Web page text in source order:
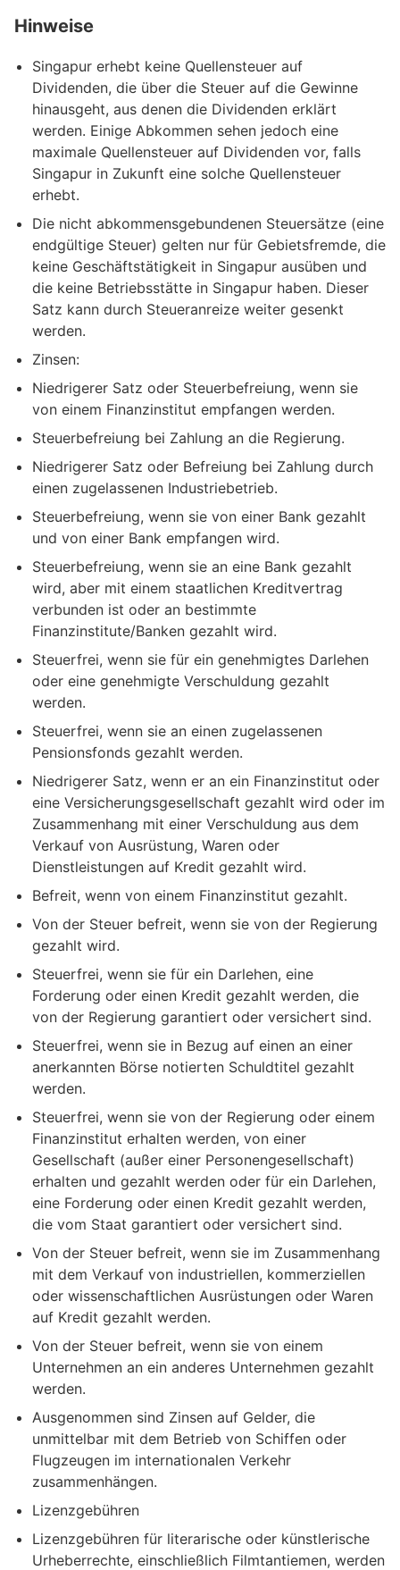
Hinweise
Singapur erhebt keine Quellensteuer auf
Dividenden, die über die Steuer auf die Gewinne
hinausgeht, aus denen die Dividenden erklärt
werden. Einige Abkommen sehen jedoch eine
maximale Quellensteuer auf Dividenden vor, falls
Singapur in Zukunft eine solche Quellensteuer
erhebt.
Die nicht abkommensgebundenen Steuersätze (eine
endgültige Steuer) gelten nur für Gebietsfremde, die
keine Geschäftstätigkeit in Singapur ausüben und
die keine Betriebsstätte in Singapur haben. Dieser
Satz kann durch Steueranreize weiter gesenkt
werden.
Zinsen:
Niedrigerer Satz oder Steuerbefreiung, wenn sie
von einem Finanzinstitut empfangen werden.
Steuerbefreiung bei Zahlung an die Regierung.
Niedrigerer Satz oder Befreiung bei Zahlung durch
einen zugelassenen Industriebetrieb.
Steuerbefreiung, wenn sie von einer Bank gezahlt
und von einer Bank empfangen wird.
Steuerbefreiung, wenn sie an eine Bank gezahlt
wird, aber mit einem staatlichen Kreditvertrag
verbunden ist oder an bestimmte
Finanzinstitute/Banken gezahlt wird.
Steuerfrei, wenn sie für ein genehmigtes Darlehen
oder eine genehmigte Verschuldung gezahlt
werden.
Steuerfrei, wenn sie an einen zugelassenen
Pensionsfonds gezahlt werden.
Niedrigerer Satz, wenn er an ein Finanzinstitut oder
eine Versicherungsgesellschaft gezahlt wird oder im
Zusammenhang mit einer Verschuldung aus dem
Verkauf von Ausrüstung, Waren oder
Dienstleistungen auf Kredit gezahlt wird.
Befreit, wenn von einem Finanzinstitut gezahlt.
Von der Steuer befreit, wenn sie von der Regierung
gezahlt wird.
Steuerfrei, wenn sie für ein Darlehen, eine
Forderung oder einen Kredit gezahlt werden, die
von der Regierung garantiert oder versichert sind.
Steuerfrei, wenn sie in Bezug auf einen an einer
anerkannten Börse notierten Schuldtitel gezahlt
werden.
Steuerfrei, wenn sie von der Regierung oder einem
Finanzinstitut erhalten werden, von einer
Gesellschaft (außer einer Personengesellschaft)
erhalten und gezahlt werden oder für ein Darlehen,
eine Forderung oder einen Kredit gezahlt werden,
die vom Staat garantiert oder versichert sind.
Von der Steuer befreit, wenn sie im Zusammenhang
mit dem Verkauf von industriellen, kommerziellen
oder wissenschaftlichen Ausrüstungen oder Waren
auf Kredit gezahlt werden.
Von der Steuer befreit, wenn sie von einem
Unternehmen an ein anderes Unternehmen gezahlt
werden.
Ausgenommen sind Zinsen auf Gelder, die
unmittelbar mit dem Betrieb von Schiffen oder
Flugzeugen im internationalen Verkehr
zusammenhängen.
Lizenzgebühren
Lizenzgebühren für literarische oder künstlerische
Urheberrechte, einschließlich Filmtantiemen, werden